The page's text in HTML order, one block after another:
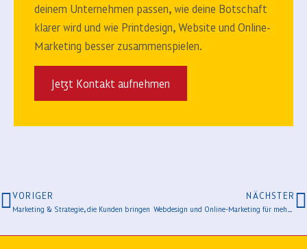
deinem Unternehmen passen, wie deine Botschaft
klarer wird und wie Printdesign, Website und Online-
Marketing besser zusammenspielen.
Jetzt Kontakt aufnehmen
VORIGER
Marketing & Strategie, die Kunden bringen
NÄCHSTER